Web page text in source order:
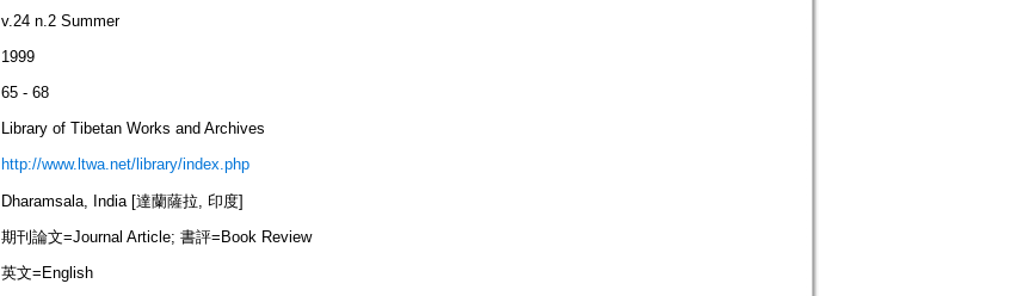
v.24 n.2 Summer
1999
65 - 68
Library of Tibetan Works and Archives
http://www.ltwa.net/library/index.php
Dharamsala, India [達蘭薩拉, 印度]
期刊論文=Journal Article; 書評=Book Review
英文=English